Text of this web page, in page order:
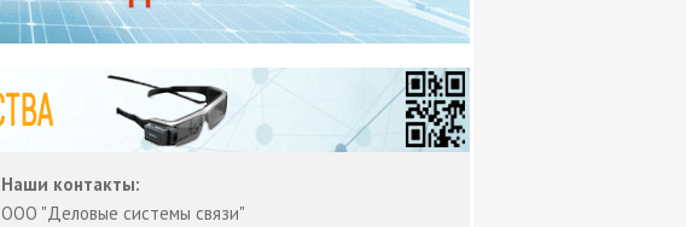
Наши контакты:
ООО "Деловые системы связи"